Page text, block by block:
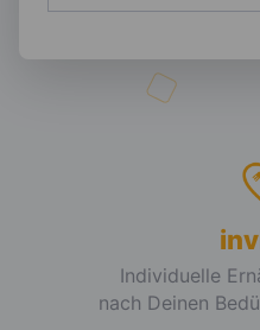
Individuelle
nach Deinen